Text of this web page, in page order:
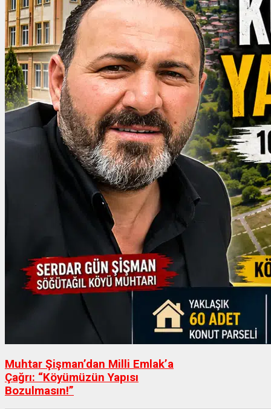
Muhtar Şişman’dan Milli Emlak’a
Çağrı: “Köyümüzün Yapısı
Bozulmasın!”